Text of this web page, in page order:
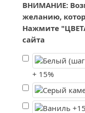
ВНИМАНИЕ:
желанию,
Нажмите
сайта
+ 15%